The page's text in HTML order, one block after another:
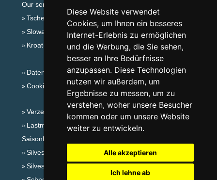
Diese Website verwendet
Cookies, um Ihnen ein besseres
Internet-Erlebnis zu ermöglichen
und die Werbung, die Sie sehen,
besser an Ihre Bedürfnisse
anzupassen. Diese Technologien
nutzen wir außerdem, um
Ergebnisse zu messen, um zu
verstehen, woher unsere Besucher
kommen oder um unsere Website
weiter zu entwickeln.
Alle akzeptieren
Ich lehne ab
Our servers:
Tschechische Gebirge
Slowakische Gebirge
Kroatien
Datenschutz
Cookies
Verzeichnis der Unterkunft
Lastminute Isergebirge
Saisonlinks:
Silvester Isergebirge
Silvester im Gebirge 2025/26